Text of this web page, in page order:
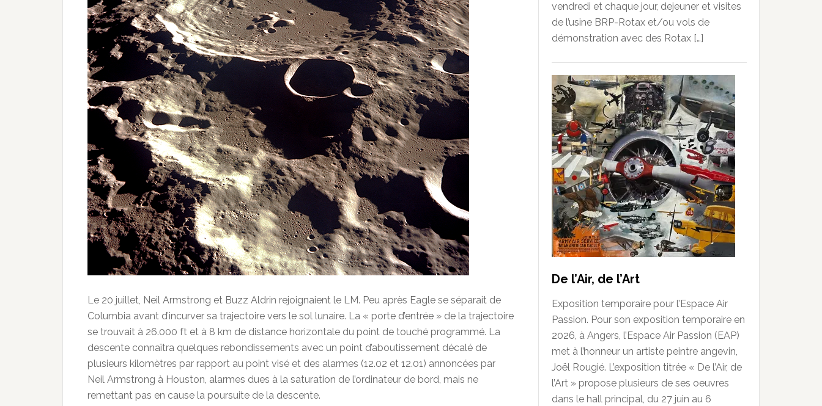
Le 20 juillet, Neil Armstrong et Buzz Aldrin rejoignaient le LM. Peu après Eagle se séparait de
Columbia avant d’incurver sa trajectoire vers le sol lunaire. La « porte d’entrée » de la trajectoire
se trouvait à 26.000 ft et à 8 km de distance horizontale du point de touché programmé. La
descente connaîtra quelques rebondissements avec un point d’aboutissement décalé de
plusieurs kilomètres par rapport au point visé et des alarmes (12.02 et 12.01) annoncées par
Neil Armstrong à Houston, alarmes dues à la saturation de l’ordinateur de bord, mais ne
remettant pas en cause la poursuite de la descente.
vendredi et chaque jour, dejeuner et visites
de l’usine BRP-Rotax et/ou vols de
démonstration avec des Rotax […]
De l’Air, de l’Art
Exposition temporaire pour l’Espace Air
Passion. Pour son exposition temporaire en
2026, à Angers, l’Espace Air Passion (EAP)
met à l’honneur un artiste peintre angevin,
Joël Rougié. L’exposition titrée « De l’Air, de
l’Art » propose plusieurs de ses oeuvres
dans le hall principal, du 27 juin au 6